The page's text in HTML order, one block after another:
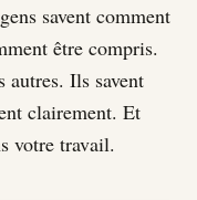
savent comment
être compris.
autres. Ils savent
clairement. Et
votre travail.